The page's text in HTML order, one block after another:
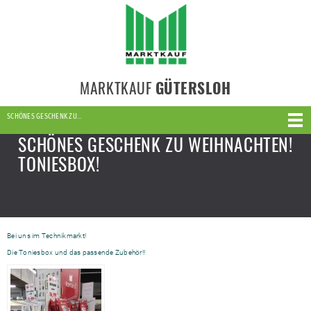
MARKTKAUF GÜTERSLOH
SCHÖNES GESCHENK ZU…
SCHÖNES GESCHENK ZU WEIHNACHTEN!
TONIESBOX!
Bei uns im Technikmarkt!
Die Toniesbox und das passende Zubehör!!